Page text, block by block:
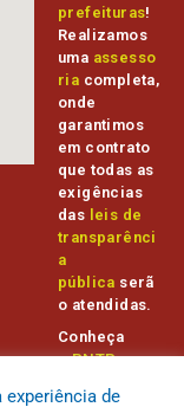
prefeituras!
Realizamos
uma assesso
ria completa,
onde
garantimos
em contrato
que todas as
exigências
das leis de
transparênci
a
pública serã
o atendidas.
Conheça
oPNTPe
de